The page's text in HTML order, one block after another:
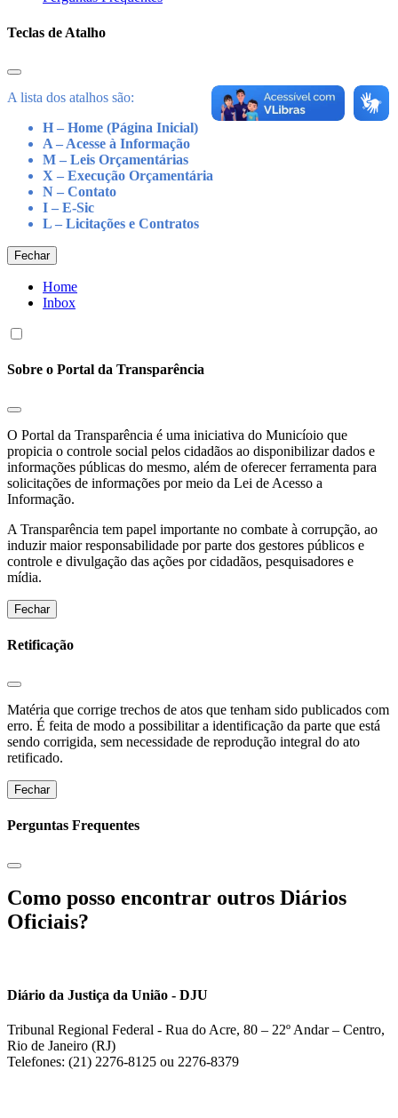
Teclas de Atalho
A lista dos atalhos são:
H – Home (Página Inicial)
A – Acesse à Informação
M – Leis Orçamentárias
X – Execução Orçamentária
N – Contato
I – E-Sic
L – Licitações e Contratos
Fechar
Home
Inbox
Sobre o Portal da Transparência
O Portal da Transparência é uma iniciativa do Municíoio que
propicia o controle social pelos cidadãos ao disponibilizar dados e
informações públicas do mesmo, além de oferecer ferramenta para
solicitações de informações por meio da Lei de Acesso a
Informação.
A Transparência tem papel importante no combate à corrupção, ao
induzir maior responsabilidade por parte dos gestores públicos e
controle e divulgação das ações por cidadãos, pesquisadores e
mídia.
Fechar
Retificação
Matéria que corrige trechos de atos que tenham sido publicados com
erro. É feita de modo a possibilitar a identificação da parte que está
sendo corrigida, sem necessidade de reprodução integral do ato
retificado.
Fechar
Perguntas Frequentes
Como posso encontrar outros Diários
Oficiais?
Diário da Justiça da União - DJU
Tribunal Regional Federal - Rua do Acre, 80 – 22º Andar – Centro,
Rio de Janeiro (RJ)
Telefones: (21) 2276-8125 ou 2276-8379